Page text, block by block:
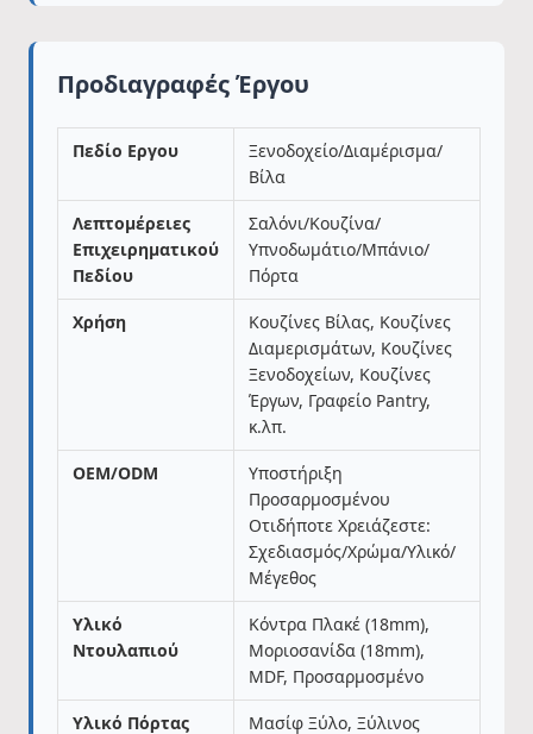
Προδιαγραφές Έργου
Πεδίο Εργου
Ξενοδοχείο/Διαμέρισμα/
Βίλα
Λεπτομέρειες
Επιχειρηματικού
Πεδίου
Σαλόνι/Κουζίνα/
Υπνοδωμάτιο/Μπάνιο/
Πόρτα
Χρήση
Κουζίνες Βίλας, Κουζίνες
Διαμερισμάτων, Κουζίνες
Ξενοδοχείων, Κουζίνες
Έργων, Γραφείο Pantry,
κ.λπ.
OEM/ODM
Υποστήριξη
Προσαρμοσμένου
Οτιδήποτε Χρειάζεστε:
Σχεδιασμός/Χρώμα/Υλικό/
Μέγεθος
Υλικό
Ντουλαπιού
Κόντρα Πλακέ (18mm),
Μοριοσανίδα (18mm),
MDF, Προσαρμοσμένο
Υλικό Πόρτας
Μασίφ Ξύλο, Ξύλινος